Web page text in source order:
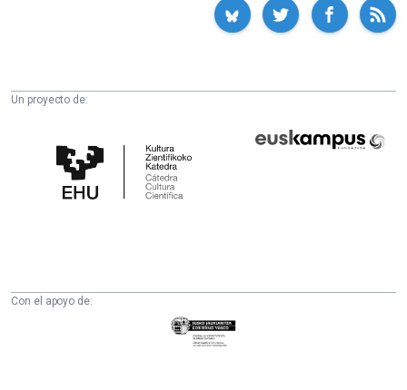
Un proyecto de:
Cultura
Científica
Fundazioa
Con el apoyo de:
Eusko
Jaurlaritza